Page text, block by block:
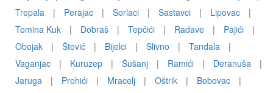
Trepala
| Perajac | Sorlaci | Sastavci | Lipovac
|
Tomina Kuk
| Dobraš | Tepčići | Radave | Pajići
|
Obojak
| Štović | Bijelci | Slivno | Tandala
|
Vaganjac
| Kuruzep | Šušanj | Ramići | Deranuša
|
Jaruga
| Prohići | Mracelj | Oštrik | Bobovac
|